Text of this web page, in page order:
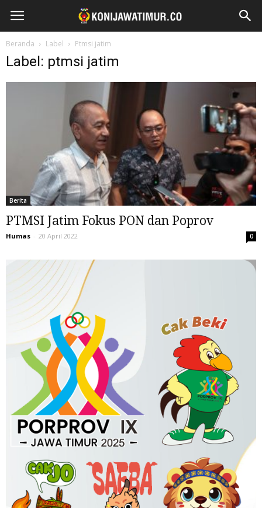
Beranda Label Ptmsi jatim
Label: ptmsi jatim
Berita
PTMSI Jatim Fokus PON dan Poprov
Humas - 20 April 2022 0